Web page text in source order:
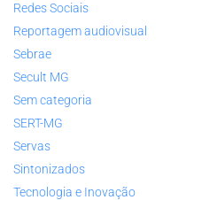
Redes Sociais
Reportagem audiovisual
Sebrae
Secult MG
Sem categoria
SERT-MG
Servas
Sintonizados
Tecnologia e Inovação